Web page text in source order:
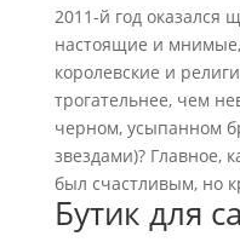
2011-й год
настоящие и
королевские и
трогательнее, чем
черном, усыпанном
звездами)? Главное,
был счастливым, но
Бутик для